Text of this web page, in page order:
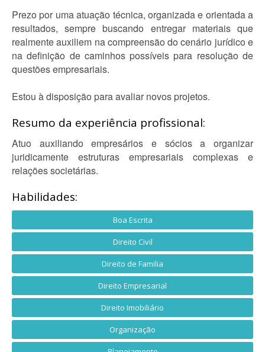
Prezo por uma atuação técnica, organizada e orientada a
resultados, sempre buscando entregar materiais que
realmente auxiliem na compreensão do cenário jurídico e
na definição de caminhos possíveis para resolução de
questões empresariais.
Estou à disposição para avaliar novos projetos.
Resumo da experiência profissional:
Atuo auxiliando empresários e sócios a organizar
juridicamente estruturas empresariais complexas e
relações societárias.
Habilidades:
Boa Escrita
Direito Civil
Direito de Familia
Direito Empresarial
Direito Imobiliário
Organização